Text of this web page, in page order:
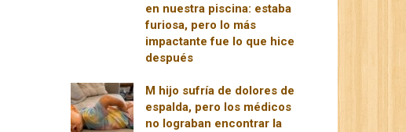
en nuestra piscina: estaba
furiosa, pero lo más
impactante fue lo que hice
después
M hijo sufría de dolores de
espalda, pero los médicos
no lograban encontrar la